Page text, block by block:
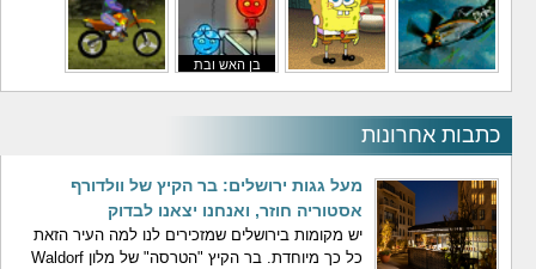
בן האש ובת
כתבות אחרונות
מעל גגות ירושלים: בר הקיץ של וולדורף
אסטוריה חוזר, ואנחנו יצאנו לבדוק
יש מקומות בירושלים שמזכירים לנו למה העיר הזאת
כל כך מיוחדת. בר הקיץ "הטרסה" של מלון Waldorf